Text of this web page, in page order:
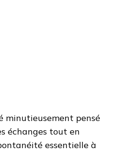
minutieusement pensé
échanges tout en
essentielle à